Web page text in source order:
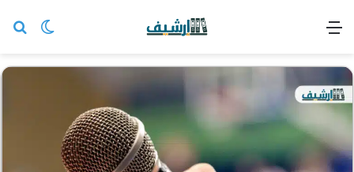
الوضع القائمة